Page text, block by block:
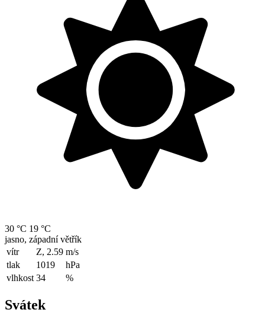
30 °C 19 °C
jasno, západní větřík
vítr
Z, 2.59 m/s
tlak
1019
hPa
vlhkost 34 %
Svátek